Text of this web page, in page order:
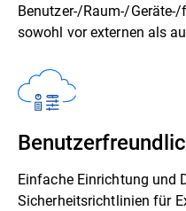
Benutzer-/Raum-/
sowohl vor externen als
Einfache Einrichtung und
Sicherheitsrichtlinien für